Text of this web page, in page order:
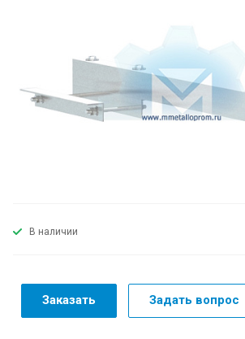
В наличии
Заказать Задать вопрос